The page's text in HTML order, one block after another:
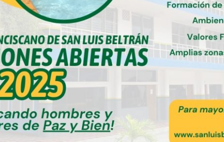
naturaleza, buscan que sean el norte
del comportamiento comunitario y un
testimonio de vida, encarnado en sus
egresados, y proyectado en su entorno
social cotidiano.
El Colegio Franciscano de San Luis
Beltrán, como gestor de calidad
educativa, brinda espacios estratégicos